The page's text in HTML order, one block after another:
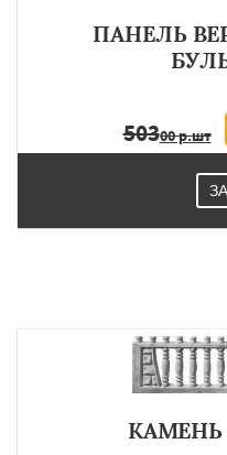
ПАНЕЛЬ
50300 р.шт
КАМЕНЬ